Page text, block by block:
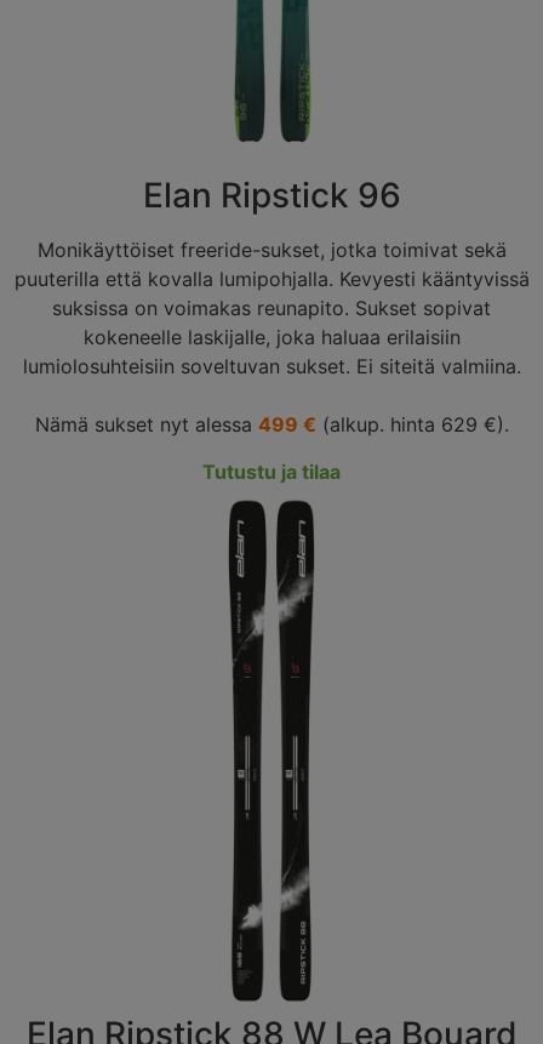
Elan Ripstick 96
Monikäyttöiset freeride-sukset, jotka toimivat sekä
puuterilla että kovalla lumipohjalla. Kevyesti kääntyvissä
suksissa on voimakas reunapito. Sukset sopivat
kokeneelle laskijalle, joka haluaa erilaisiin
lumiolosuhteisiin soveltuvan sukset. Ei siteitä valmiina.
Nämä sukset nyt alessa 499 € (alkup. hinta 629 €).
Tutustu ja tilaa
Elan Ripstick 88 W Lea Bouard